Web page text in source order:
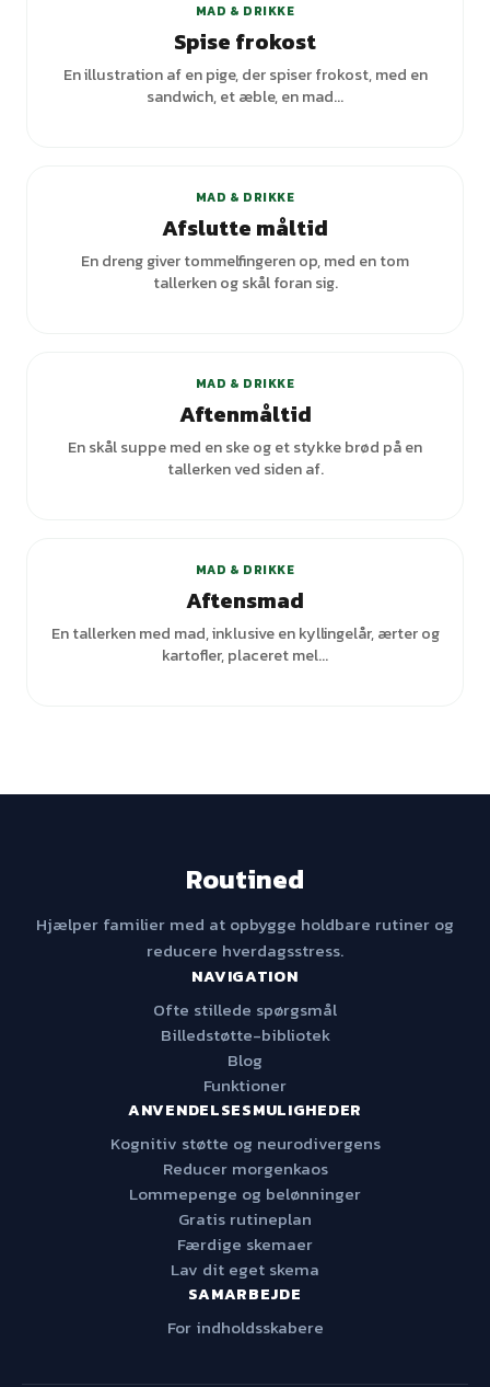
MAD & DRIKKE
Spise frokost
En illustration af en pige, der spiser frokost, med en
sandwich, et æble, en mad...
MAD & DRIKKE
Afslutte måltid
En dreng giver tommelfingeren op, med en tom
tallerken og skål foran sig.
MAD & DRIKKE
Aftenmåltid
En skål suppe med en ske og et stykke brød på en
tallerken ved siden af.
MAD & DRIKKE
Aftensmad
En tallerken med mad, inklusive en kyllingelår, ærter og
kartofler, placeret mel...
Routined
Hjælper familier med at opbygge holdbare rutiner og
reducere hverdagsstress.
NAVIGATION
Ofte stillede spørgsmål
Billedstøtte-bibliotek
Blog
Funktioner
ANVENDELSESMULIGHEDER
Kognitiv støtte og neurodivergens
Reducer morgenkaos
Lommepenge og belønninger
Gratis rutineplan
Færdige skemaer
Lav dit eget skema
SAMARBEJDE
For indholdsskabere